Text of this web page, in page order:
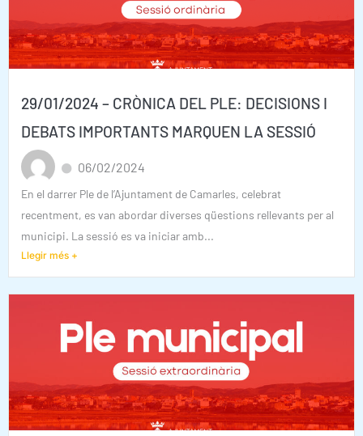
29/01/2024 – CRÒNICA DEL PLE: DECISIONS I
DEBATS IMPORTANTS MARQUEN LA SESSIÓ
06/02/2024
En el darrer Ple de l’Ajuntament de Camarles, celebrat
recentment, es van abordar diverses qüestions rellevants per al
municipi. La sessió es va iniciar amb...
Llegir més +